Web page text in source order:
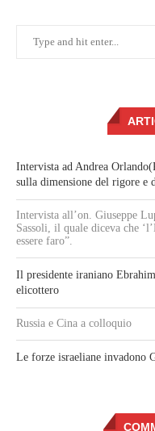
Intervista ad Andrea
sulla dimensione del rigore e
Intervista all’on. Giuseppe
Sassoli, il quale diceva che
essere faro”.
Il presidente iraniano
elicottero
Russia e Cina a colloquio
Le forze israeliane invadono